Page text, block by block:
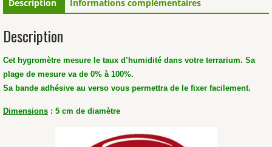
Description Informations complémentaires
Description
Cet hygromètre mesure le taux d’humidité dans votre terrarium. Sa
plage de mesure va de 0% à 100%.
Sa bande adhésive au verso vous permettra de le fixer facilement.
Dimensions : 5 cm de diamètre